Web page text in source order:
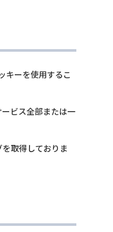
キーを使用するこ
ビス全部または一
取得しておりま